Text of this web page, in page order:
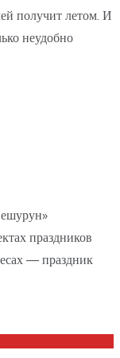
получит летом. И
неудобно
праздников
— праздник